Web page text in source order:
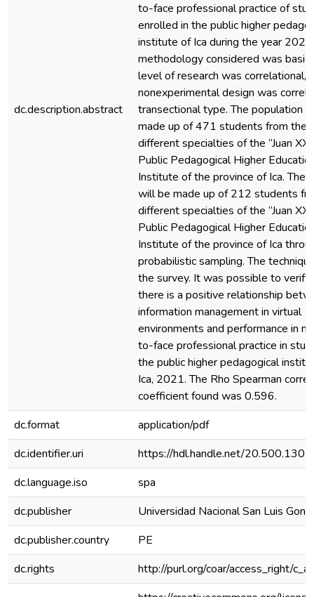
dc.description.abstract
to-face professional practice of
enrolled in the public higher
institute of Ica during the year
methodology considered was
level of research was correlational,
nonexperimental design was
transectional type. The population
made up of 471 students from the
different specialties of the “Juan
Public Pedagogical Higher
Institute of the province of Ica. The
will be made up of 212 students
different specialties of the “Juan
Public Pedagogical Higher
Institute of the province of Ica
probabilistic sampling. The
the survey. It was possible to
there is a positive relationship
information management in virtual
environments and performance in
to-face professional practice in
the public higher pedagogical
Ica, 2021. The Rho Spearman
coefficient found was 0.596.
dc.format
application/pdf
dc.identifier.uri
https://hdl.handle.net/
dc.language.iso
spa
dc.publisher
Universidad Nacional San Luis
dc.publisher.country
PE
dc.rights
http://purl.org/coar/access_right/